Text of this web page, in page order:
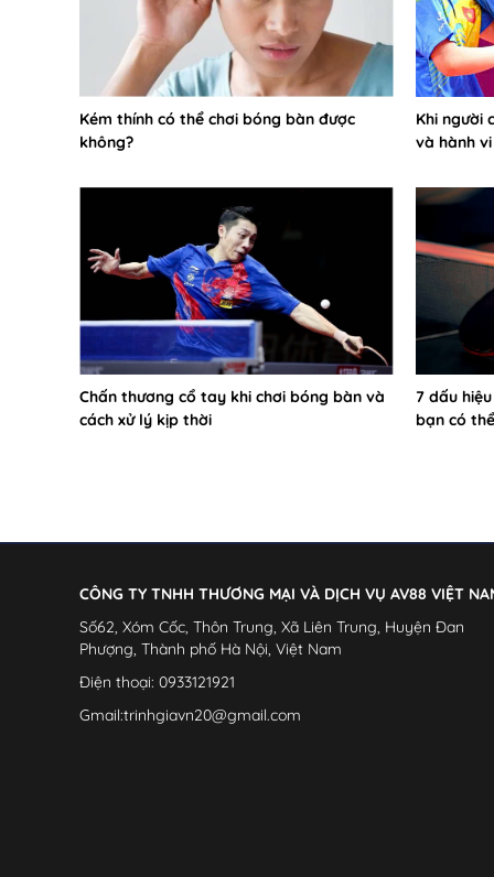
Kém thính có thể chơi bóng bàn được
không?
Khi người
và hành
Chấn thương cổ tay khi chơi bóng bàn và
cách xử lý kịp thời
7 dấu
bạn có
CÔNG TY TNHH THƯƠNG MẠI VÀ DỊCH VỤ AV88 VIỆT
Số62, Xóm Cốc, Thôn Trung, Xã Liên Trung, Huyện Đan
Phượng, Thành phố Hà Nội, Việt Nam
Điện thoại: 0933121921
Gmail:trinhgiavn20@gmail.com